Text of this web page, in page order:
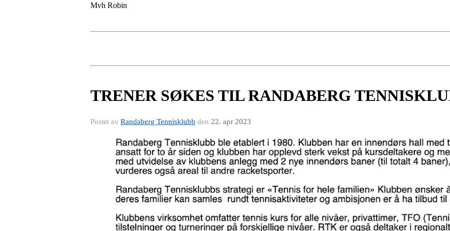
Mvh Robin
TRENER SØKES TIL RANDABERG
Postet av Randaberg Tennisklubb den 22. apr 2023